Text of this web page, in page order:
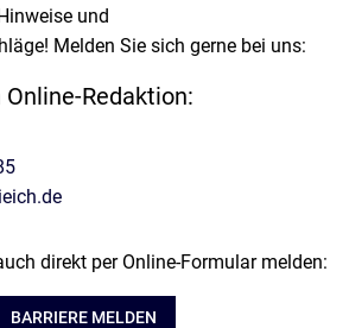
und
Melden Sie sich gerne bei uns:
Redaktion:
direkt per Online-Formular melden:
BARRIERE MELDEN